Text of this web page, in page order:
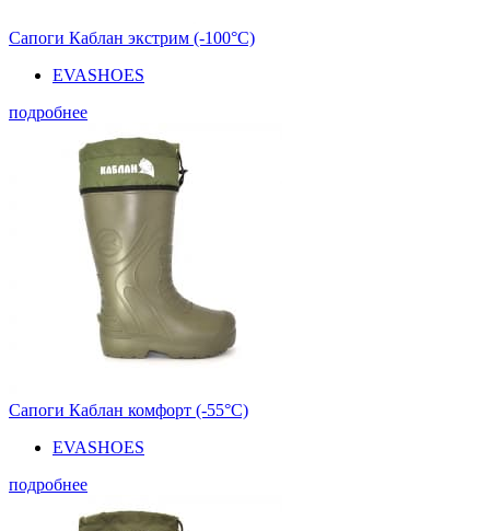
Сапоги Каблан экстрим (-100°С)
EVASHOES
подробнее
Сапоги Каблан комфорт (-55°С)
EVASHOES
подробнее